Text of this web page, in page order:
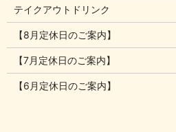
テイクアウトドリンク
【8月定休日のご案内】
【7月定休日のご案内】
【6月定休日のご案内】